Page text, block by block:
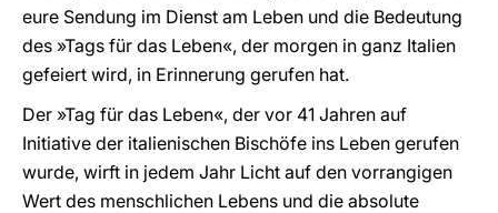
eure Sendung im Dienst am Leben und die Bedeutung
des »Tags für das Leben«, der morgen in ganz Italien
gefeiert wird, in Erinnerung gerufen hat.
Der »Tag für das Leben«, der vor 41 Jahren auf
Initiative der italienischen Bischöfe ins Leben gerufen
wurde, wirft in jedem Jahr Licht auf den vorrangigen
Wert des menschlichen Lebens und die absolute